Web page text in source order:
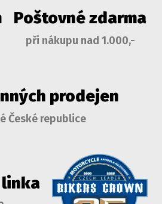
Poštovné zdarma
při nákupu nad 1.000,-
prodejen
České republice